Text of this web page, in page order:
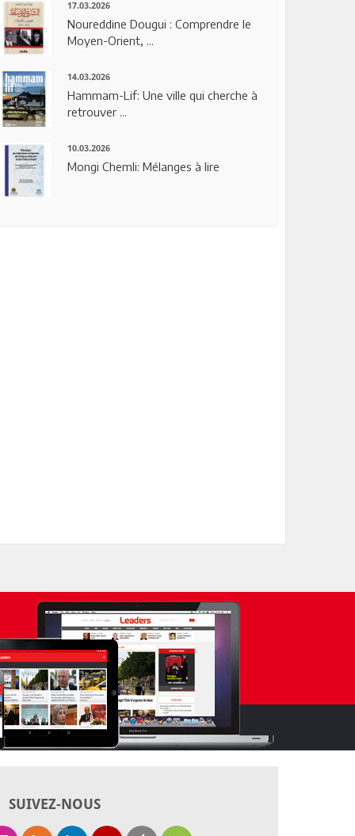
17.03.2026
Noureddine Dougui : Comprendre le
Moyen-Orient, ...
14.03.2026
Hammam-Lif: Une ville qui cherche à
retrouver ...
10.03.2026
Mongi Chemli: Mélanges à lire
SUIVEZ-NOUS